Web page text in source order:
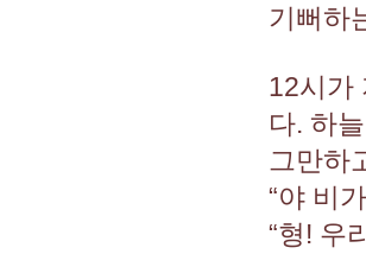
기뻐하
12시가
다. 하
그만하
“야 비
“형! 우